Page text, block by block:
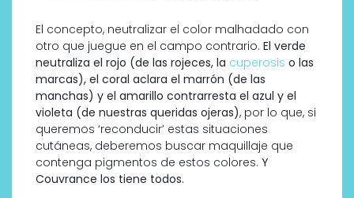
El concepto, neutralizar el color malhadado con
otro que juegue en el campo contrario. El verde
neutraliza el rojo (de las rojeces, la cuperosis o las
marcas), el coral aclara el marrón (de las
manchas) y el amarillo contrarresta el azul y el
violeta (de nuestras queridas ojeras), por lo que, si
queremos ‘reconducir’ estas situaciones
cutáneas, deberemos buscar maquillaje que
contenga pigmentos de estos colores. Y
Couvrance los tiene todos.